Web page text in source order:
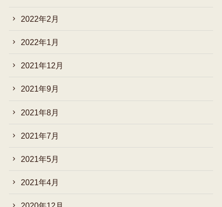
2022年2月
2022年1月
2021年12月
2021年9月
2021年8月
2021年7月
2021年5月
2021年4月